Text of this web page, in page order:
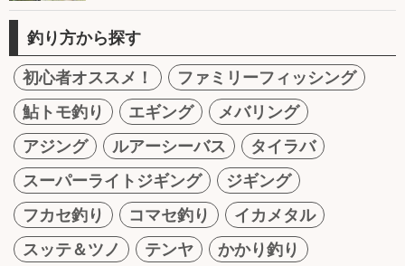
釣り方から探す
初心者オススメ！
ファミリーフィッシング
鮎トモ釣り
エギング
メバリング
アジング
ルアーシーバス
タイラバ
スーパーライトジギング
ジギング
フカセ釣り
コマセ釣り
イカメタル
スッテ＆ツノ
テンヤ
かかり釣り